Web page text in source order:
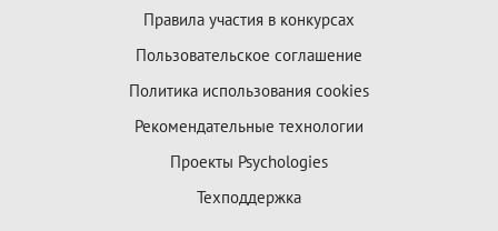
Правила участия в конкурсах
Пользовательское соглашение
Политика использования cookies
Рекомендательные технологии
Проекты Psychologies
Техподдержка